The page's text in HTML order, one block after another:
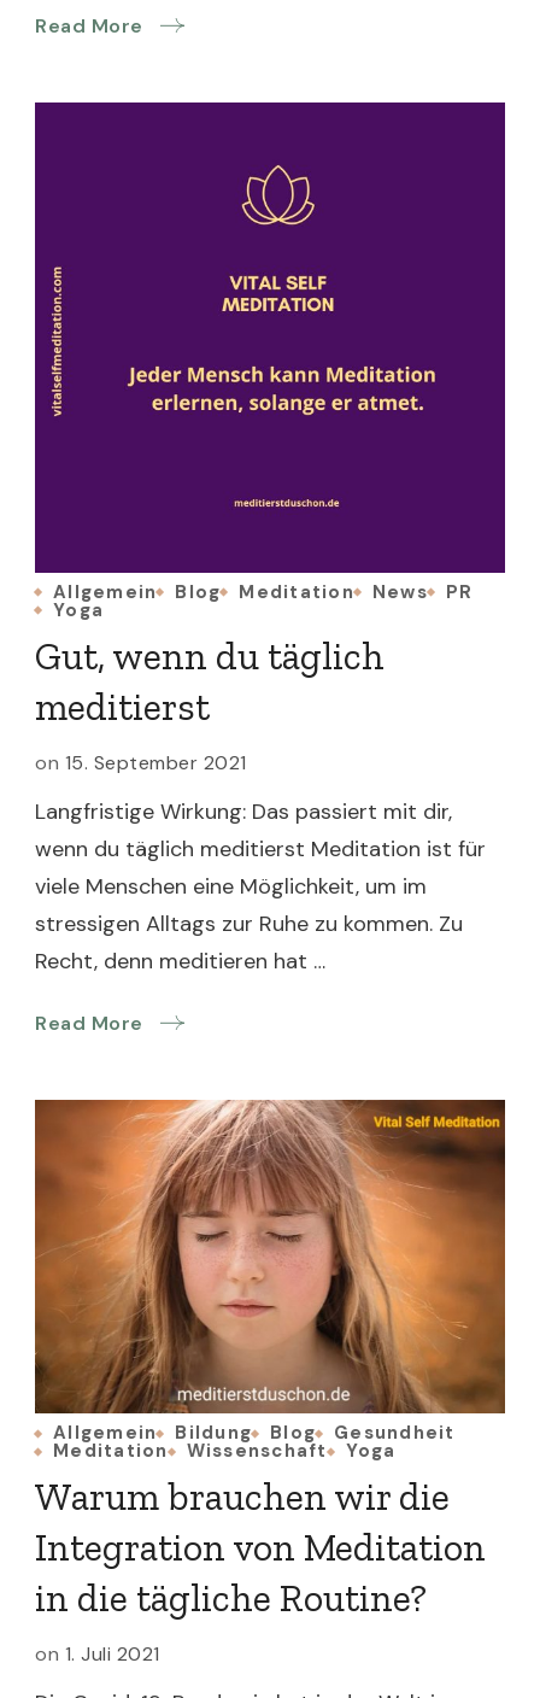
Read More
Allgemein Blog Meditation News PR
Yoga
Gut, wenn du täglich
meditierst
on 15. September 2021
Langfristige Wirkung: Das passiert mit dir,
wenn du täglich meditierst Meditation ist für
viele Menschen eine Möglichkeit, um im
stressigen Alltags zur Ruhe zu kommen. Zu
Recht, denn meditieren hat …
Read More
Allgemein Bildung Blog Gesundheit
Meditation Wissenschaft Yoga
Warum brauchen wir die
Integration von Meditation
in die tägliche Routine?
on 1. Juli 2021